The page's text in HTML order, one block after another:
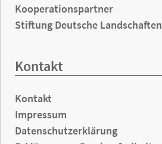
Kooperationspartner
Stiftung Deutsche Landschaften
Kontakt
Kontakt
Impressum
Datenschutzerklärung